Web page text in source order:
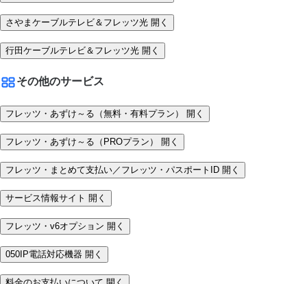
さやまケーブルテレビ＆フレッツ光 開く
行田ケーブルテレビ＆フレッツ光 開く
その他のサービス
フレッツ・あずけ～る（無料・有料プラン） 開く
フレッツ・あずけ～る（PROプラン） 開く
フレッツ・まとめて支払い／フレッツ・パスポートID 開く
サービス情報サイト 開く
フレッツ・v6オプション 開く
050IP電話対応機器 開く